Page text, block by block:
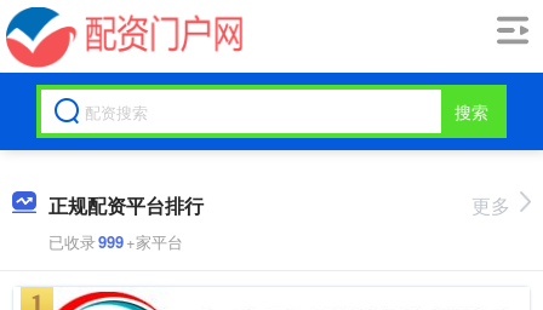
搜索
正规配资平台排行
已收录999+家平台
更多